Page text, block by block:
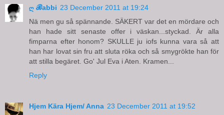
ღ ℬabbi 23 December 2011 at 19:24
Nä men gu så spännande. SÄKERT var det en mördare och
han hade sitt senaste offer i väskan...styckad. Är alla
fimparna efter honom? SKULLE ju iofs kunna vara så att
han har lovat sin fru att sluta röka och så smygrökte han för
att stilla begäret. Go' Jul Eva i Aten. Kramen...
Reply
Hjem Kära Hjem/ Anna 23 December 2011 at 19:52